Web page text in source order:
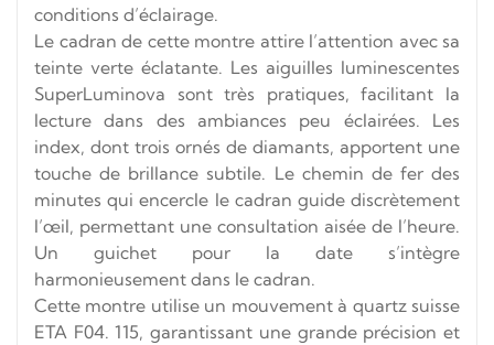
conditions d’éclairage.
Le cadran de cette montre attire l’attention avec sa
teinte verte éclatante. Les aiguilles luminescentes
SuperLuminova sont très pratiques, facilitant la
lecture dans des ambiances peu éclairées. Les
index, dont trois ornés de diamants, apportent une
touche de brillance subtile. Le chemin de fer des
minutes qui encercle le cadran guide discrètement
l’œil, permettant une consultation aisée de l’heure.
Un guichet pour la date s’intègre
harmonieusement dans le cadran.
Cette montre utilise un mouvement à quartz suisse
ETA F04. 115, garantissant une grande précision et